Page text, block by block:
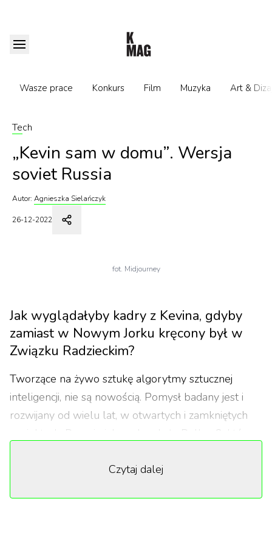
Wasze prace Konkurs Film Muzyka Art &
Tech
„Kevin sam w domu”. Wersja
soviet Russia
Autor: Agnieszka Sielańczyk
26-12-2022
fot. Midjourney
Jak wyglądałyby kadry z Kevina, gdyby
zamiast w Nowym Jorku kręcony był w
Związku Radzieckim?
Tworzące na żywo sztukę algorytmy sztucznej
inteligencji, nie są nowością. Pomysł badany jest i
rozwijany od wielu lat, w otwartych i zamkniętych
projektach. Do największych należy Dall-e 2, który
Najlepszym z dostępnych jest od niedawna
Czytaj dalej